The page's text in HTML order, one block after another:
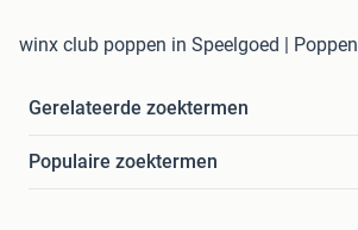
winx club poppen in Speelgoed | Poppen
Gerelateerde zoektermen
Populaire zoektermen